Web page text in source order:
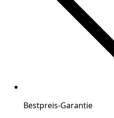
Bestpreis-Garantie